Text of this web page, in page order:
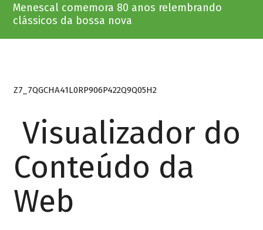
Menescal comemora 80 anos relembrando
clássicos da bossa nova
Z7_7QGCHA41L0RP906P422Q9Q05H2
Visualizador do
Conteúdo da
Web